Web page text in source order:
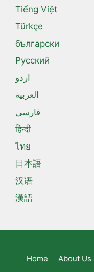
Tiếng Việt
Türkçe
български
Русский
اردو
العربية
فارسی
हिन्दी
ไทย
日本語
汉语
漢語
Home About Us